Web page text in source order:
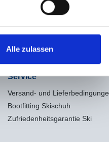
Alle zulassen
Service
Versand- und
Bootfitting Skischuh
Zufriedenheitsgarantie Ski